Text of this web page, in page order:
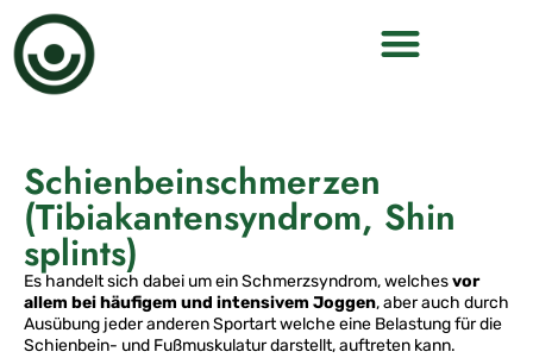
Schienbeinschmerzen
(Tibiakantensyndrom, Shin
splints)
Es handelt sich dabei um ein Schmerzsyndrom, welchesvor
allem bei häufigem und intensivem Joggen, aber auch durch
Ausübung jeder anderen Sportart welche eine Belastung für die
Schienbein- und Fußmuskulatur darstellt, auftreten kann.